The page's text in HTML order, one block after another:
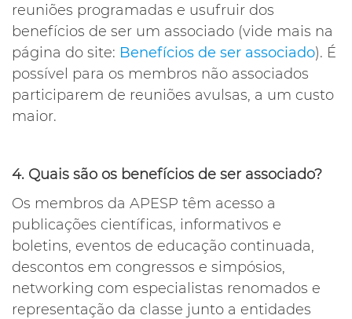
reuniões programadas e usufruir dos
benefícios de ser um associado (vide mais na
página do site: Benefícios de ser associado). É
possível para os membros não associados
participarem de reuniões avulsas, a um custo
maior.
4. Quais são os benefícios de ser associado?
Os membros da APESP têm acesso a
publicações científicas, informativos e
boletins, eventos de educação continuada,
descontos em congressos e simpósios,
networking com especialistas renomados e
representação da classe junto a entidades